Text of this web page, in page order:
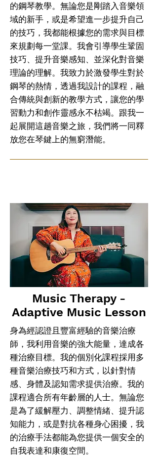
的鋼琴教學。無論您是剛踏入音樂領
域的新手，或是希望進一步提升自己
的技巧，我都能根據您的需求與目標
來規劃每一堂課。我會引導學生鞏固
技巧、提升音樂感知、並深化對音樂
理論的理解。我致力於激發學生對於
鋼琴的熱情，透過我設計的課程，融
合傳統與創新的教學方式，讓您的學
習動力和創作靈感永不枯竭。跟我一
起展開這趟音樂之旅，我們將一同釋
放您在琴鍵上的無窮潛能。
Music Therapy -
Adaptive Music Lesson
身為經認證且豐富經驗的音樂治療
師，我利用音樂的強大能量，達成各
種治療目標。我的個別化課程採用多
種音樂治療技巧和方式，以針對情
感、身體及認知需求提供治療。我的
課程適合所有年齡層的人士。無論您
是為了緩解壓力、調整情緒、提升認
知能力，或是對抗各種身心困擾，我
的治療手法都能為您提供一個安全的
自我表達和康復空間。